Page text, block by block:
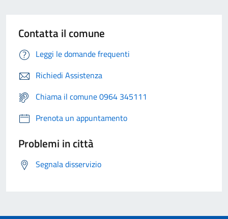
Contatta il comune
Leggi le domande frequenti
Richiedi Assistenza
Chiama il comune 0964 345111
Prenota un appuntamento
Problemi in città
Segnala disservizio